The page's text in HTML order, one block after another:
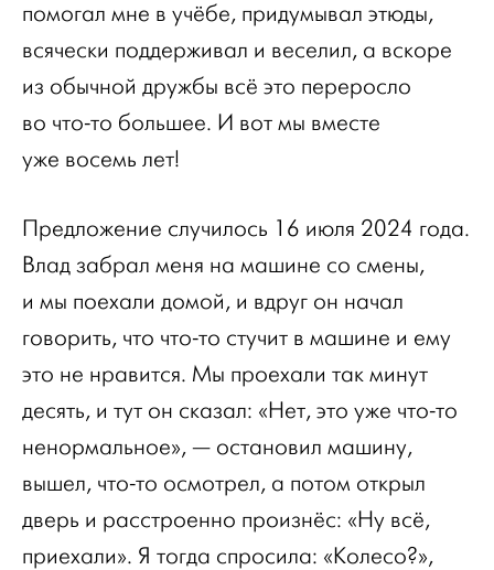
помогал мне в учёбе, придумывал этюды,
всячески поддерживал и веселил, а вскоре
из обычной дружбы всё это переросло
во что-то большее. И вот мы вместе
уже восемь лет!
Предложение случилось 16 июля 2024 года.
Влад забрал меня на машине со смены,
и мы поехали домой, и вдруг он начал
говорить, что что-то стучит в машине и ему
это не нравится. Мы проехали так минут
десять, и тут он сказал: «Нет, это уже что-то
ненормальное», — остановил машину,
вышел, что-то осмотрел, а потом открыл
дверь и расстроенно произнёс: «Ну всё,
приехали». Я тогда спросила: «Колесо?»,